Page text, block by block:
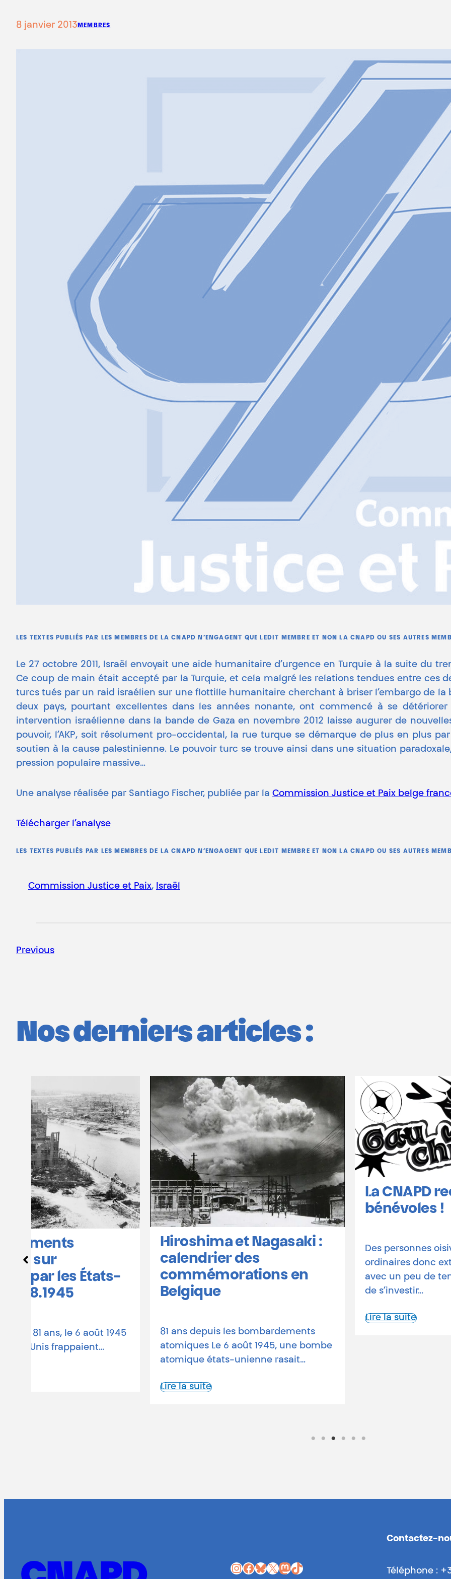
8 janvier 2013 MEMBRES
LES TEXTES PUBLIÉS PAR LES MEMBRES DE LA CNAPD N’ENGAGENT QUE LEDIT MEMBRE ET NON LA CNAPD OU SES AUTRES
Le 27 octobre 2011, Israël envoyait une aide humanitaire d’urgence en Turquie à la suite du
Ce coup de main était accepté par la Turquie, et cela malgré les relations tendues entre ces
turcs tués par un raid israélien sur une flottille humanitaire cherchant à briser l’embargo de la
deux pays, pourtant excellentes dans les années nonante, ont commencé à se
intervention israélienne dans la bande de Gaza en novembre 2012 laisse augurer de
pouvoir, l’AKP, soit résolument pro-occidental, la rue turque se démarque de plus en plus
soutien à la cause palestinienne. Le pouvoir turc se trouve ainsi dans une situation
pression populaire massive…
Une analyse réalisée par Santiago Fischer, publiée par la Commission Justice et Paix belge
Télécharger l’analyse
LES TEXTES PUBLIÉS PAR LES MEMBRES DE LA CNAPD N’ENGAGENT QUE LEDIT MEMBRE ET NON LA CNAPD OU SES AUTRES
Commission Justice et Paix, Israël
Previous
Nos derniers articles :
Hiroshima et Nagasaki :
calendrier des
commémorations en
Belgique
81 ans depuis les bombardements
atomiques Le 6 août 1945, une bombe
atomique états-unienne rasait…
La CNAPD recrute des
bénévoles !
Des personnes oisives ou oiseaux,
ordinaires donc extraordinaires,
avec un peu de temps libre et l’envie
InstagramFacebook Bluesky X Mastodon TikTok
Contactez-
Téléphone :